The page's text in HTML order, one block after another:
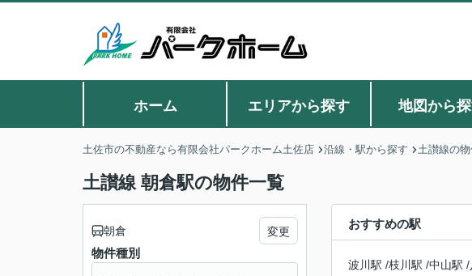
ホーム エリアから探す 地図から
土佐市の不動産なら有限会社パークホーム土佐店 沿線・駅から探す 土讃線の
土讃線 朝倉駅の物件一覧
おすすめの駅
波川駅 /枝川駅 /中山駅 /
朝倉 変更
物件種別